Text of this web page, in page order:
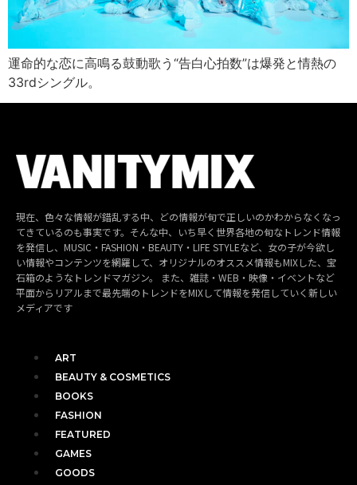
運命的な恋に高鳴る鼓動歌う“告白心拍数”は爆発と情熱の
33rdシングル。
現在、色々な情報が錯乱する中、どの情報が旬で正しいのかわからなくなっ
てきているのも事実です。そんな中、いち早く世界各地の旬なトレンド情報
を発信し、MUSIC・FASHION・BEAUTY・LIFE STYLEなど、女の子が今欲し
い情報やコンテンツを網羅して、オリジナルのオススメ情報もMIXした、宝
石箱のようなトレンドマガジン。 また、雑誌・WEB・映像・イベントなど
平面からリアルまで最先端のトレンドをMIXして情報を発信していく新しい
メディアです
ART
BEAUTY & COSMETICS
BOOKS
FASHION
FEATURED
GAMES
GOODS